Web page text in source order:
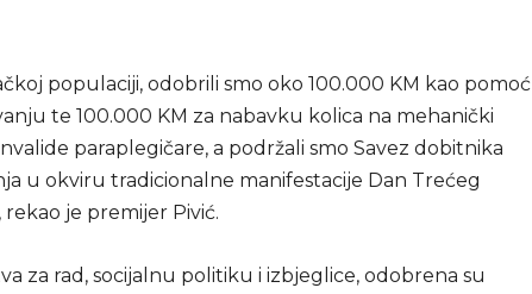
populaciji, odobrili smo oko 100.000 KM kao pomoć
te 100.000 KM za nabavku kolica na mehanički
paraplegičare, a podržali smo Savez dobitnika
u okviru tradicionalne manifestacije Dan Trećeg
rekao je premijer Pivić.
za rad, socijalnu politiku i izbjeglice, odobrena su